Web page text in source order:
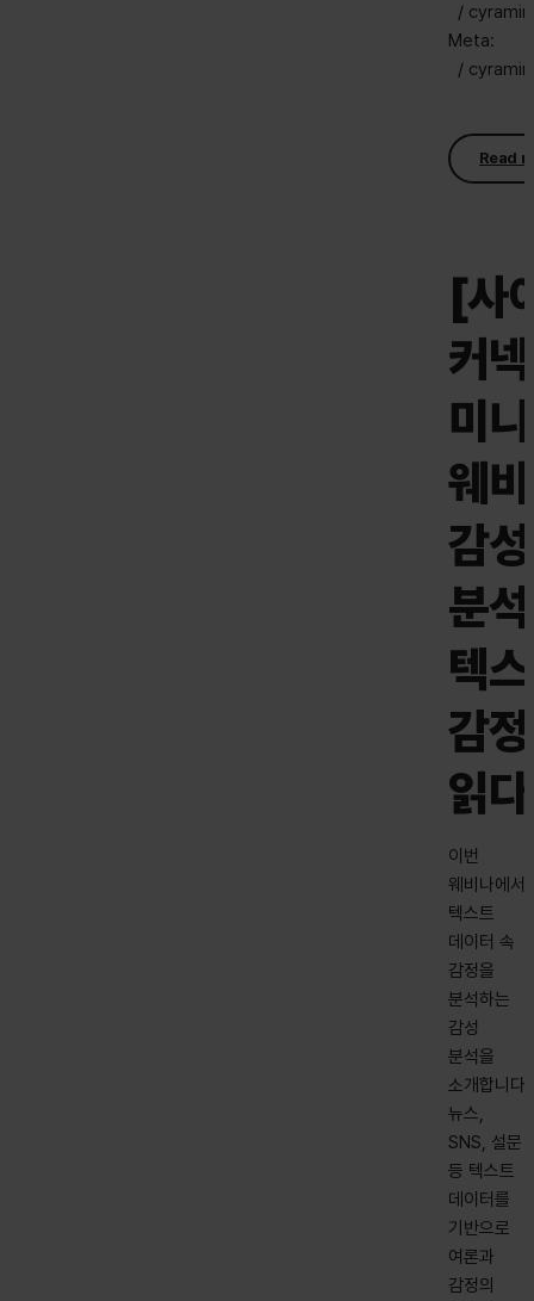
/
Meta:
/
Read
[사
커
미니
웨
감성
분
텍
감
읽다
이번
웨비나에서
텍스트
데이터 속
감정을
분석하는
감성
분석을
소개합니다.
뉴스,
SNS, 설문
등 텍스트
데이터를
기반으로
여론과
감정의